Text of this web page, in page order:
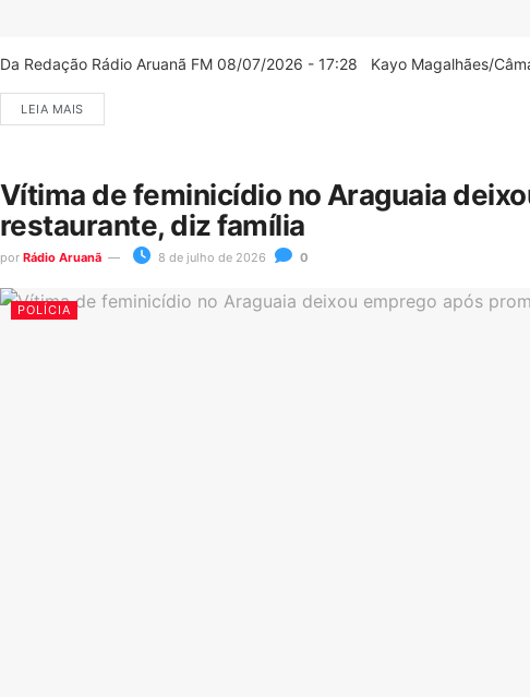
Da Redação Rádio Aruanã FM 08/07/2026 - 17:28 Kayo Magalhães/
LEIA MAIS
Vítima de feminicídio no Araguaia
restaurante, diz família
por Rádio Aruanã 8 de julho de 2026 0
POLÍCIA